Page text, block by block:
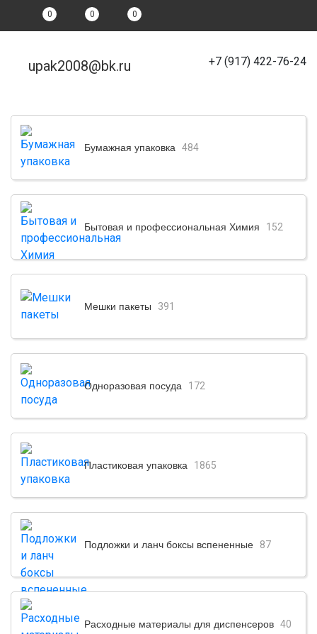
0 0 0
upak2008@bk.ru +7 (917) 422-76-24
Бумажная упаковка 484
Бытовая и профессиональная Химия 152
Мешки пакеты 391
Одноразовая посуда 172
Пластиковая упаковка 1865
Подложки и ланч боксы вспененные 87
Расходные материалы для диспенсеров 40